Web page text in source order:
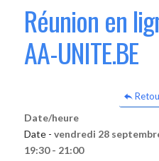
Réunion en
AA-UNITE.BE
Date/heure
Date - vendredi 28
19:30 - 21:00